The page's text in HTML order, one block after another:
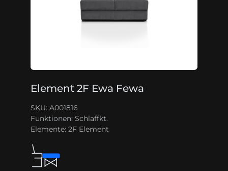
Element 2F Ewa Fewa
SKU: A001816
Funktionen: Schlaffkt.
Elemente: 2F Element